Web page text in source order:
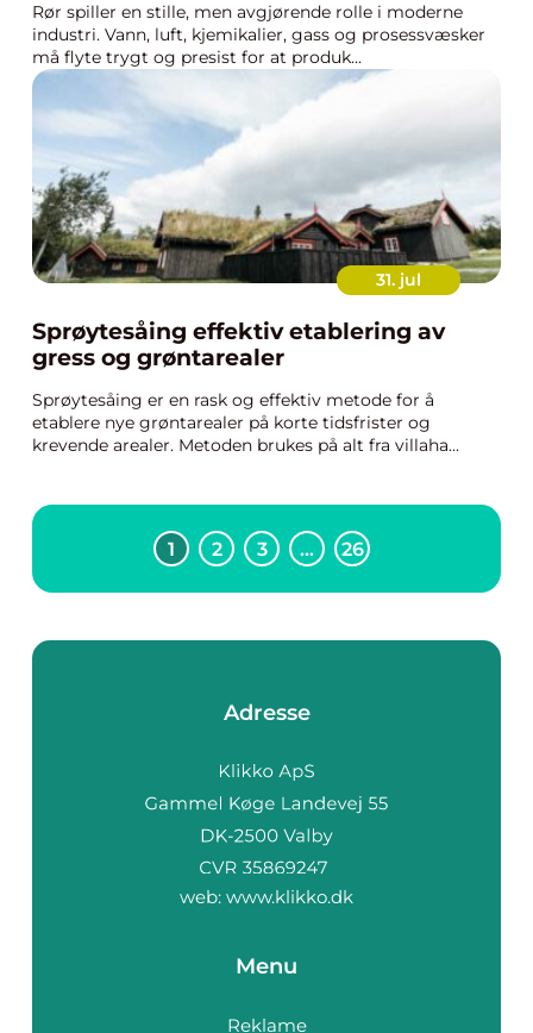
Rør spiller en stille, men avgjørende rolle i moderne
industri. Vann, luft, kjemikalier, gass og prosessvæsker
må flyte trygt og presist for at produk...
31. jul
Sprøytesåing effektiv etablering av
gress og grøntarealer
Sprøytesåing er en rask og effektiv metode for å
etablere nye grøntarealer på korte tidsfrister og
krevende arealer. Metoden brukes på alt fra villaha...
1 2 3 … 26
Adresse
web: www.klikko.dk
Menu
Reklame